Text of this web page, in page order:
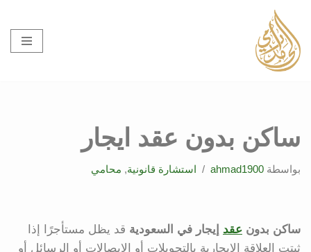
تخطى
إلى
المحتوى
ساكن بدون عقد ايجار
بواسطة ahmad1900 استشارة قانونية, محامي
ساكن بدون عقد إيجار في السعودية قد يظل مستأجرًا إذا
ثبتت العلاقة الإيجارية بالتحويلات أو الإيصالات أو الرسائل أو